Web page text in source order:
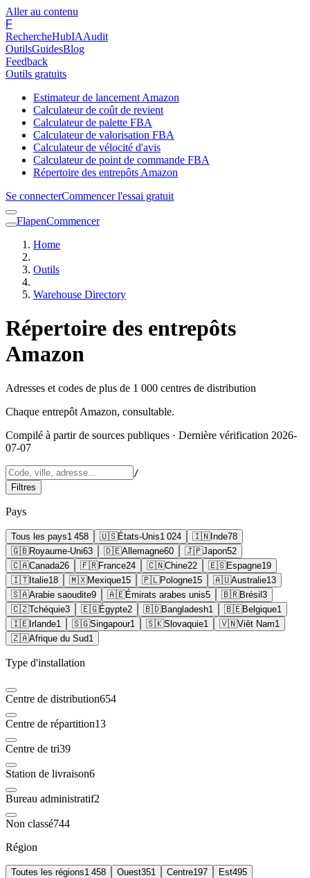
Aller au contenu
F
RechercheHubIAAudit
OutilsGuidesBlog
Feedback
Outils gratuits
Estimateur de lancement Amazon
Calculateur de coût de revient
Calculateur de palette FBA
Calculateur de valorisation FBA
Calculateur de vélocité d'avis
Calculateur de point de commande FBA
Répertoire des entrepôts Amazon
Se connecterCommencer l'essai gratuit
FlapenCommencer
Home
Outils
Warehouse Directory
Répertoire des entrepôts
Amazon
Adresses et codes de plus de 1 000 centres de distribution
Chaque entrepôt Amazon, consultable.
Compilé à partir de sources publiques · Dernière vérification 2026-
07-07
/
Filtres
Pays
Tous les pays1 458 🇺🇸États-Unis1 024 🇮🇳Inde78
🇬🇧Royaume-Uni63 🇩🇪Allemagne60 🇯🇵Japon52
🇨🇦Canada26 🇫🇷France24 🇨🇳Chine22 🇪🇸Espagne19
🇮🇹Italie18 🇲🇽Mexique15 🇵🇱Pologne15 🇦🇺Australie13
🇸🇦Arabie saoudite9 🇦🇪Émirats arabes unis5 🇧🇷Brésil 3
🇨🇿Tchéquie3 🇪🇬Égypte2 🇧🇩Bangladesh1 🇧🇪Belgique1
🇮🇪Irlande1 🇸🇬Singapour1 🇸🇰Slovaquie1 🇻🇳Viêt Nam1
🇿🇦Afrique du Sud1
Type d'installation
Centre de distribution654
Centre de répartition13
Centre de tri39
Station de livraison6
Bureau administratif2
Non classé744
Région
Toutes les régions1 458 Ouest351 Centre197 Est495